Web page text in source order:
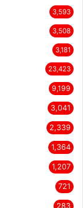
3,593
3,508
3,181
23,423
9,199
3,041
2,339
1,364
1,207
721
283